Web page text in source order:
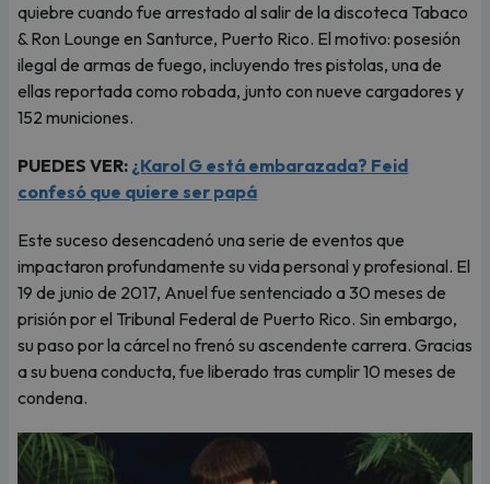
quiebre cuando fue arrestado al salir de la discoteca Tabaco
& Ron Lounge en Santurce, Puerto Rico. El motivo: posesión
ilegal de armas de fuego, incluyendo tres pistolas, una de
ellas reportada como robada, junto con nueve cargadores y
152 municiones.
PUEDES VER: ¿Karol G está embarazada? Feid
confesó que quiere ser papá
Este suceso desencadenó una serie de eventos que
impactaron profundamente su vida personal y profesional. El
19 de junio de 2017, Anuel fue sentenciado a 30 meses de
prisión por el Tribunal Federal de Puerto Rico. Sin embargo,
su paso por la cárcel no frenó su ascendente carrera. Gracias
a su buena conducta, fue liberado tras cumplir 10 meses de
condena.